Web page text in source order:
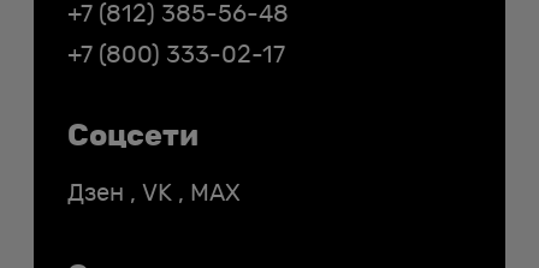
+7 (812) 385-56-48
+7 (800) 333-02-17
Соцсети
Дзен , VK , MAX